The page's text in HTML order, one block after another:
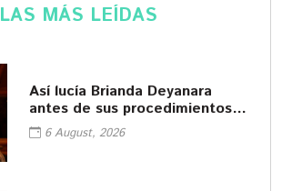
LAS MÁS LEÍDAS
Así lucía Brianda Deyanara
antes de sus procedimientos
cosméticos
6 August, 2026